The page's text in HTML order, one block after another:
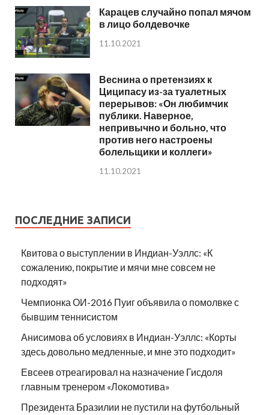
Карацев случайно попал мячом
в лицо болдевочке
11.10.2021
Веснина о претензиях к
Циципасу из-за туалетных
перерывов: «Он любимчик
публики. Наверное,
непривычно и больно, что
против него настроены
болельщики и коллеги»
11.10.2021
ПОСЛЕДНИЕ ЗАПИСИ
Квитова о выступлении в Индиан-Уэллс: «К
сожалению, покрытие и мячи мне совсем не
подходят»
Чемпионка ОИ-2016 Пуиг объявила о помолвке с
бывшим теннисистом
Анисимова об условиях в Индиан-Уэллс: «Корты
здесь довольно медленные, и мне это подходит»
Евсеев отреагировал на назначение Гисдоля
главным тренером «Локомотива»
Президента Бразилии не пустили на футбольный